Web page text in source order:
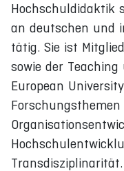
Hochschuldidaktik
an deutschen und
tätig. Sie ist
sowie der
European
Forschungsthemen
Transdisziplinarität.